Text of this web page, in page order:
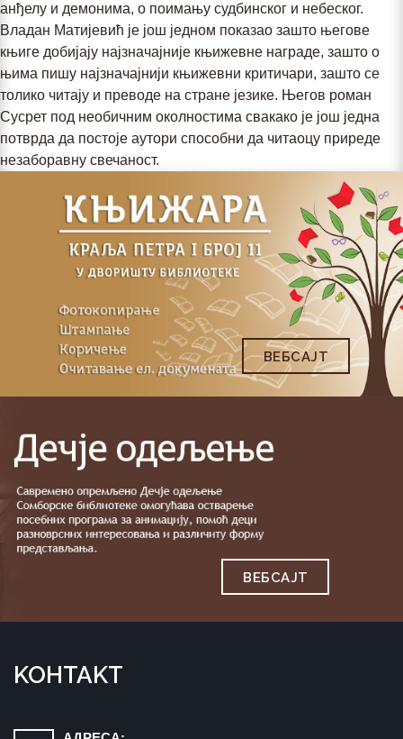
анђелу и демонима, о поимању судбинског и небеског.
Владан Матијевић је још једном показао зашто његове
књиге добијају најзначајније књижевне награде, зашто о
њима пишу најзначајнији књижевни критичари, зашто се
толико читају и преводе на стране језике. Његов роман
Сусрет под необичним околностима свакако је још једна
потврда да постоје аутори способни да читаоцу приреде
незаборавну свечаност.
ВЕБСAJТ
ВЕБСAJТ
KOНTAKT